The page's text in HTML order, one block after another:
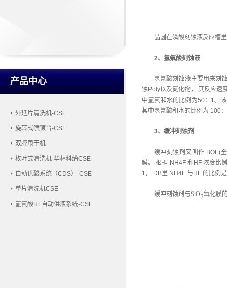
产品中心
外延片清洗机-CSE
旋转式喷镀台-CSE
双腔甩干机
枚叶式清洗机-华林科纳CSE
自动供酸系统（CDS）-CSE
单片清洗机CSE
氢氟酸HF自动供液系统-CSE
晶圆在磷酸刻蚀液反应槽
2、氢氟酸刻蚀液
氢氟酸刻蚀液主要用来刻
蚀Poly以及氮化物， 其反应速
中氢氟和水的比例为50：1。
其中氢氟酸和水的比例为 100
3、缓冲刻蚀剂
缓冲刻蚀剂又叫作 BOE(
膜。 根据 NH4F 和HF 浓度比
1， DB里 NH4F 与HF 的比例
缓冲刻蚀剂与SiO2氧化膜